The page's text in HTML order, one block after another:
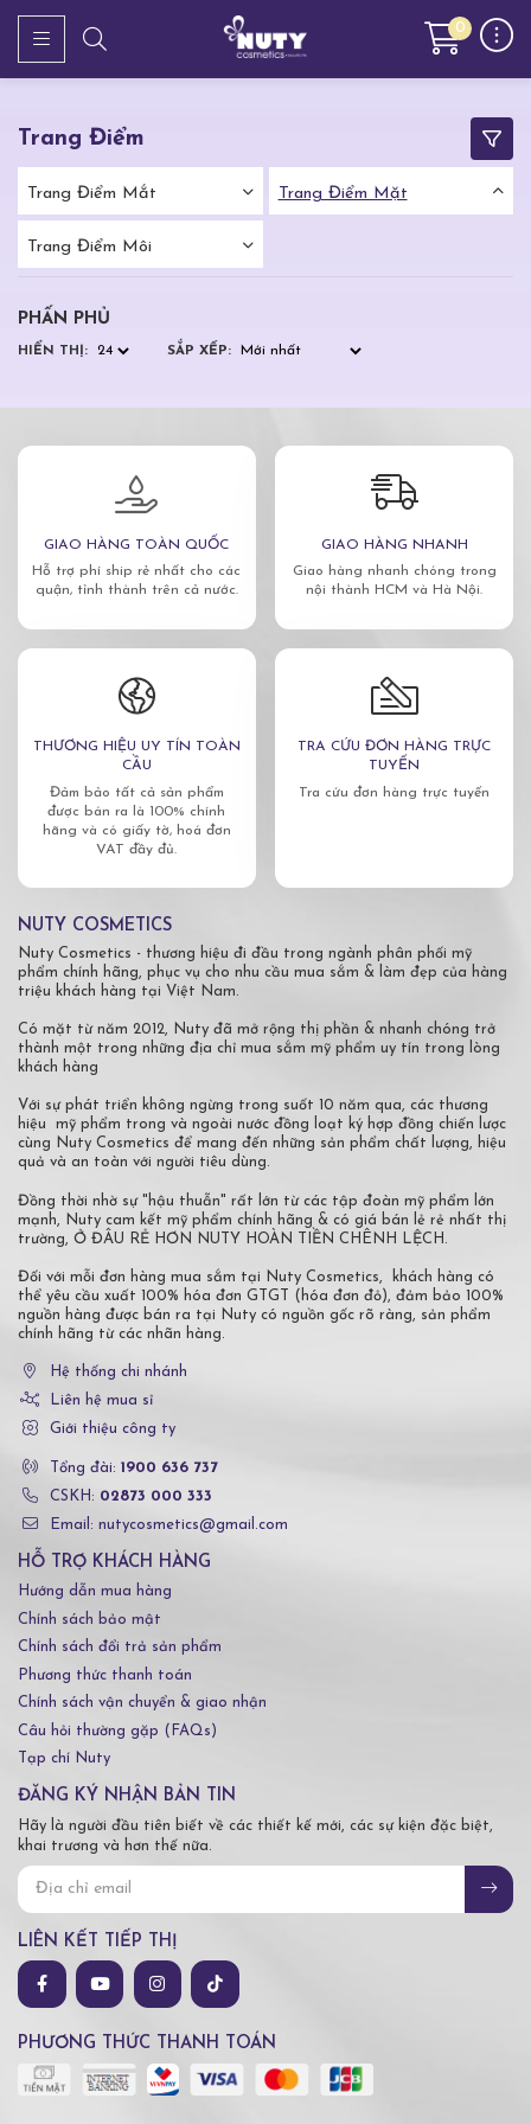
0
Trang Điểm
Trang Điểm Mắt Trang Điểm Mặt
Trang Điểm Môi
PHẤN PHỦ
HIỂN THỊ: SẮP XẾP:
GIAO HÀNG TOÀN QUỐC
Hỗ trợ phí ship rẻ nhất cho các
quận, tỉnh thành trên cả nước.
GIAO HÀNG NHANH
Giao hàng nhanh chóng trong
nội thành HCM và Hà Nội.
THƯƠNG HIỆU UY TÍN TOÀN
CẦU
Đảm bảo tất cả sản phẩm
được bán ra là 100% chính
hãng và có giấy tờ, hoá đơn
VAT đầy đủ.
TRA CỨU ĐƠN HÀNG TRỰC
TUYẾN
Tra cứu đơn hàng trực tuyến
NUTY COSMETICS
Nuty Cosmetics - thương hiệu đi đầu trong ngành phân phối mỹ
phẩm chính hãng, phục vụ cho nhu cầu mua sắm & làm đẹp của hàng
triệu khách hàng tại Việt Nam.
Có mặt từ năm 2012, Nuty đã mở rộng thị phần & nhanh chóng trở
thành một trong những địa chỉ mua sắm mỹ phẩm uy tín trong lòng
khách hàng
Với sự phát triển không ngừng trong suốt 10 năm qua, các thương
hiệu mỹ phẩm trong và ngoài nước đồng loạt ký hợp đồng chiến lược
cùng Nuty Cosmetics để mang đến những sản phẩm chất lượng, hiệu
quả và an toàn với người tiêu dùng.
Đồng thời nhờ sự "hậu thuẫn" rất lớn từ các tập đoàn mỹ phẩm lớn
mạnh, Nuty cam kết mỹ phẩm chính hãng & có giá bán lẻ rẻ nhất thị
trường, Ở ĐÂU RẺ HƠN NUTY HOÀN TIỀN CHÊNH LỆCH.
Đối với mỗi đơn hàng mua sắm tại Nuty Cosmetics, khách hàng có
thể yêu cầu xuất 100% hóa đơn GTGT (hóa đơn đỏ), đảm bảo 100%
nguồn hàng được bán ra tại Nuty có nguồn gốc rõ ràng, sản phẩm
chính hãng từ các nhãn hàng.
Hệ thống chi nhánh
Liên hệ mua sỉ
Giới thiệu công ty
Tổng đài: 1900 636 737
CSKH: 02873 000 333
Email: nutycosmetics@gmail.com
HỖ TRỢ KHÁCH HÀNG
Hướng dẫn mua hàng
Chính sách bảo mật
Chính sách đổi trả sản phẩm
Phương thức thanh toán
Chính sách vận chuyển & giao nhận
Câu hỏi thường gặp (FAQs)
Tạp chí Nuty
ĐĂNG KÝ NHẬN BẢN TIN
Hãy là người đầu tiên biết về các thiết kế mới, các sự kiện đặc biệt,
khai trương và hơn thế nữa.
LIÊN KẾT TIẾP THỊ
PHƯƠNG THỨC THANH TOÁN